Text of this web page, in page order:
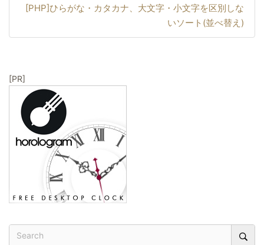
シ
[PHP]ひらがな・カタカナ、大文字・小文字を区別しな
いソート(並べ替え)
[PR]